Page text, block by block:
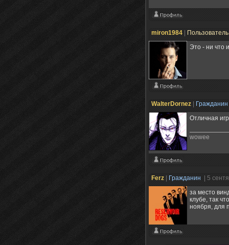
miron1984
Это - ни что
WalterDornez
Гражданин
Отличная
wowee
Ferz Гражданин
| 5
за место
клубе, так
ноября, для